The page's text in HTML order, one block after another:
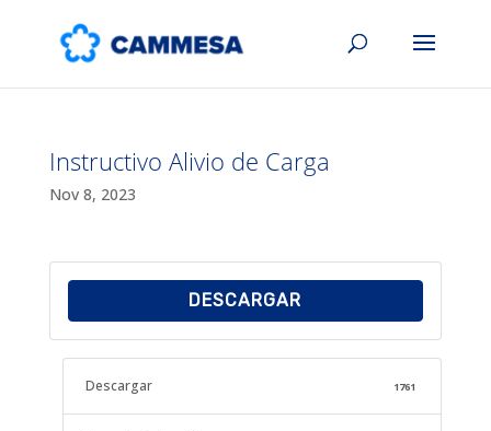
Instructivo Alivio de Carga
Nov 8, 2023
DESCARGAR
Descargar 1761